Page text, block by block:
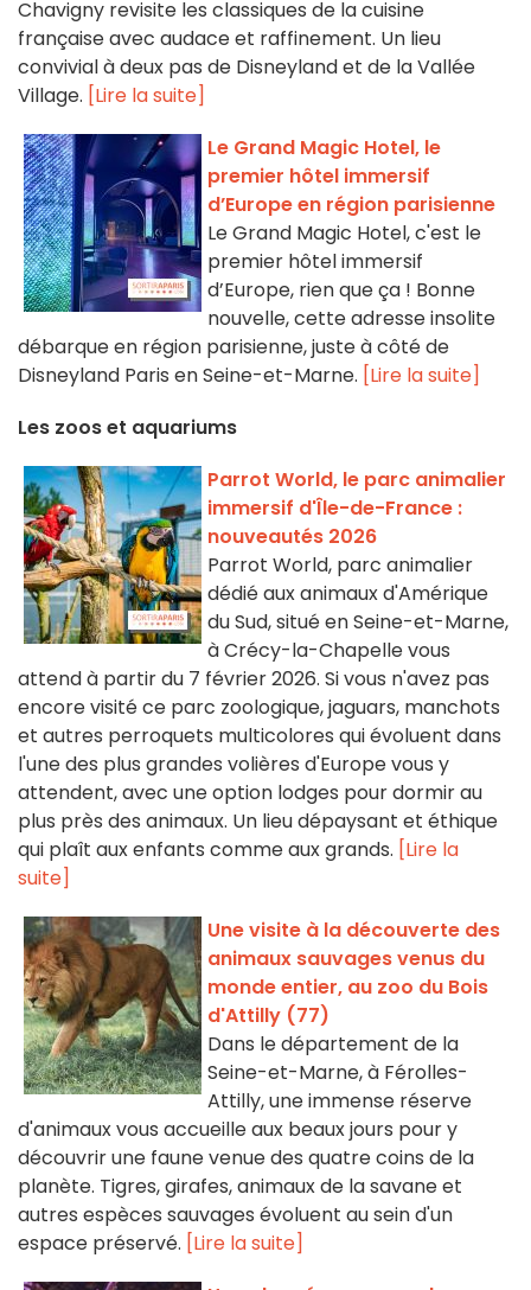
Chavigny revisite les classiques de la cuisine
française avec audace et raffinement. Un lieu
convivial à deux pas de Disneyland et de la Vallée
Village. [Lire la suite]
Le Grand Magic Hotel, le
premier hôtel immersif
d’Europe en région parisienne
Le Grand Magic Hotel, c'est le
premier hôtel immersif
d’Europe, rien que ça ! Bonne
nouvelle, cette adresse insolite
débarque en région parisienne, juste à côté de
Disneyland Paris en Seine-et-Marne. [Lire la suite]
Les zoos et aquariums
Parrot World, le parc animalier
immersif d'Île-de-France :
nouveautés 2026
Parrot World, parc animalier
dédié aux animaux d'Amérique
du Sud, situé en Seine-et-Marne,
à Crécy-la-Chapelle vous
attend à partir du 7 février 2026. Si vous n'avez pas
encore visité ce parc zoologique, jaguars, manchots
et autres perroquets multicolores qui évoluent dans
l'une des plus grandes volières d'Europe vous y
attendent, avec une option lodges pour dormir au
plus près des animaux. Un lieu dépaysant et éthique
qui plaît aux enfants comme aux grands. [Lire la
suite]
Une visite à la découverte des
animaux sauvages venus du
monde entier, au zoo du Bois
d'Attilly (77)
Dans le département de la
Seine-et-Marne, à Férolles-
Attilly, une immense réserve
d'animaux vous accueille aux beaux jours pour y
découvrir une faune venue des quatre coins de la
planète. Tigres, girafes, animaux de la savane et
autres espèces sauvages évoluent au sein d'un
espace préservé. [Lire la suite]